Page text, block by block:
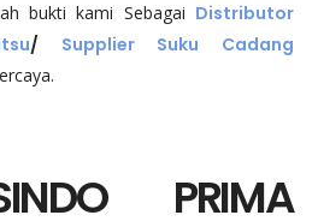
bukti kami Sebagai Distributor
/ Supplier Suku Cadang
PRIMA